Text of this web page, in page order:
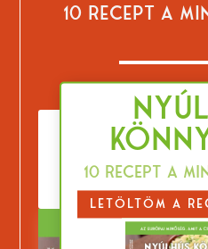
10 RECEPT A
10 recept a
LETÖLTÖM A